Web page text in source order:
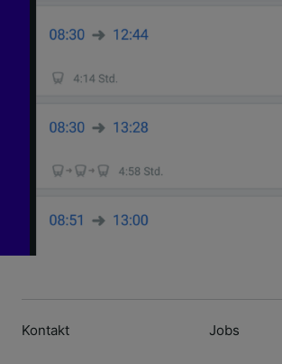
Kontakt Jobs